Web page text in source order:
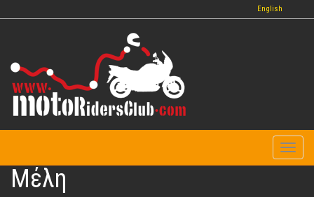
προς
περιεχόμενο
English
Μέλη